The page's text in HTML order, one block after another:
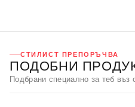
СТИЛИСТ ПРЕПОРЪЧВА
ПОДОБНИ
Подбрани специално за теб въз